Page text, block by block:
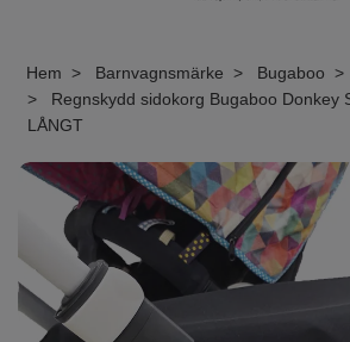
Hem Barnvagnsmärke Bugaboo
Regnskydd sidokorg Bugaboo Donkey
LÅNGT